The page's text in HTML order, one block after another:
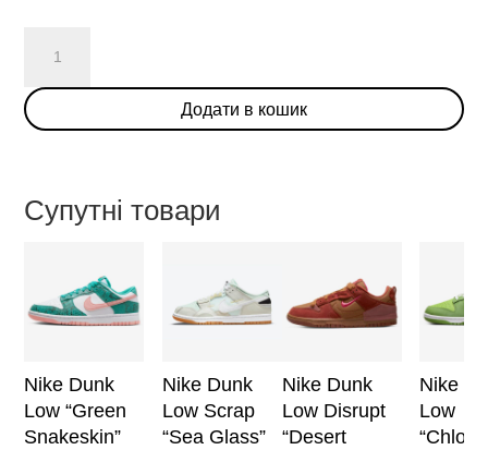
Dunk
Low
Disrupt
(W)
Додати в кошик
Супутні товари
Nike Dunk
Low “Green
Snakeskin”
Nike Dunk
Low Scrap
“Sea Glass”
Nike Dunk
Low Disrupt
“Desert
Nike
Low